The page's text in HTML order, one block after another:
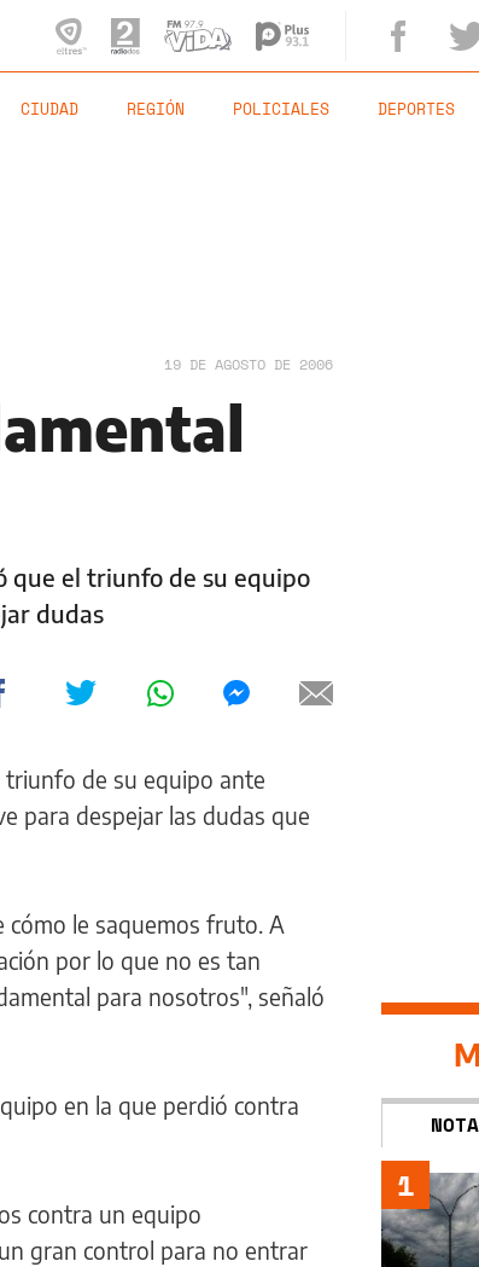
CIUDAD REGIÓN POLICIALES DEPORTES
19 DE AGOSTO DE 2006
que el triunfo de su equipo
dudas
triunfo de su equipo ante
para despejar las dudas que
cómo le saquemos fruto. A
por lo que no es tan
para nosotros", señaló
en la que perdió contra
contra un equipo
gran control para no entrar
1